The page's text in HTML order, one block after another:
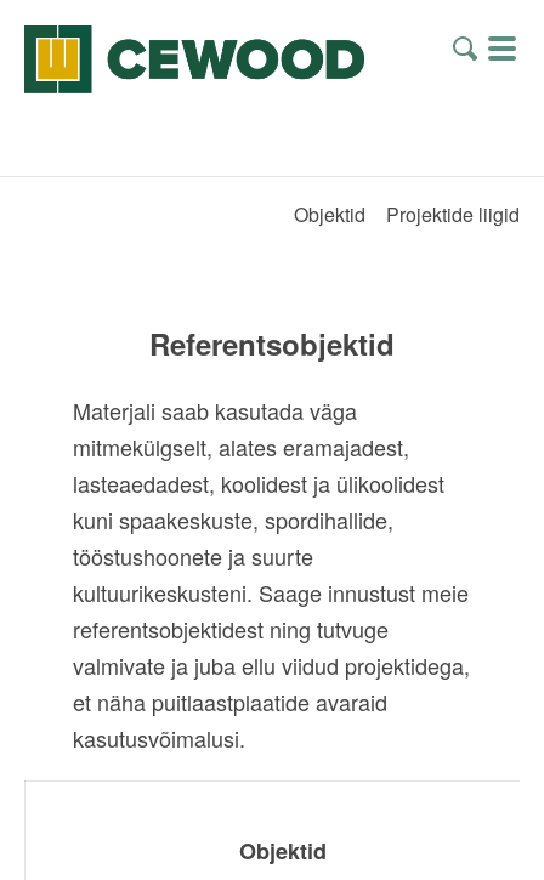
Objektid Projektide liigid
Referentsobjektid
Materjali saab kasutada väga
mitmekülgselt, alates eramajadest,
lasteaedadest, koolidest ja ülikoolidest
kuni spaakeskuste, spordihallide,
tööstushoonete ja suurte
kultuurikeskusteni. Saage innustust meie
referentsobjektidest ning tutvuge
valmivate ja juba ellu viidud projektidega,
et näha puitlaastplaatide avaraid
kasutusvõimalusi.
Objektid